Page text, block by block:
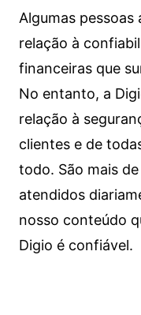
Algumas
relação à
financeiras que
No entanto, a
relação à
clientes e de
todo. São mais
atendidos
nosso conteúdo
Digio é confiável.